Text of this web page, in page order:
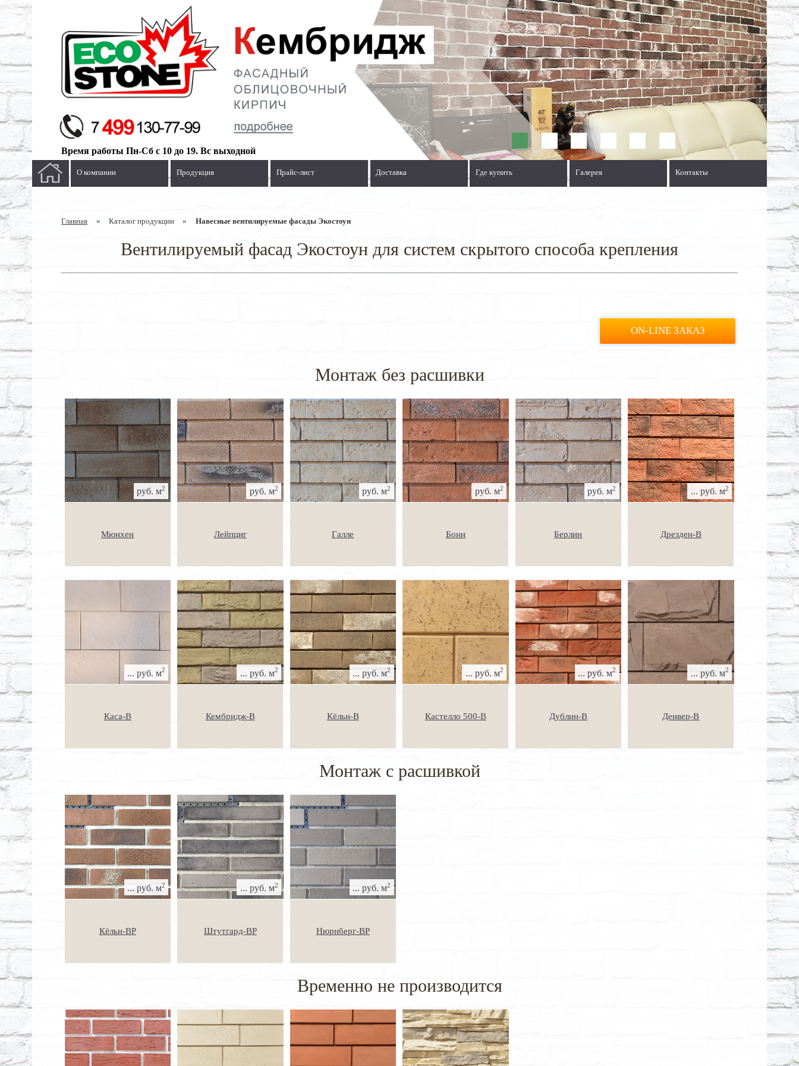
Время работы Пн-Сб с 10 до 19. Вс выходной
О компании Продукция Прайс-лист Доставка Где купить Галерея Контакты
Главная » Каталог продукции » Навесные вентилируемые фасады Экостоун
Вентилируемый фасад Экостоун для систем скрытого способа крепления
ON-LINE ЗАКАЗ
Монтаж без расшивки
руб. м2
Мюнхен
руб. м2
Лейпциг
руб. м2
Галле
руб. м2
Бонн
руб. м2
Берлин
... руб. м2
Дрезден-В
... руб. м2
Каса-В
... руб. м2
Кембридж-В
... руб. м2
Кёльн-В
... руб. м2
Кастелло 500-В
... руб. м2
Дублин-В
... руб. м2
Денвер-В
Монтаж с расшивкой
... руб. м2
Кёльн-ВР
... руб. м2
Штутгард-ВР
... руб. м2
Нюрнберг-ВР
Временно не производится